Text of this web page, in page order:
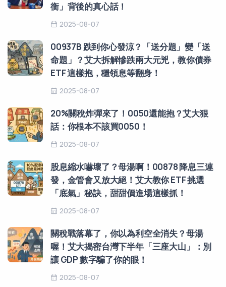
衡」背後的真心話！
2025-08-07
00937B 跌到你心發涼？「送分題」變「送
命題」？艾大拆解慘跌兩大元兇，教你債券
ETF 這樣抱，穩領息等翻身！
2025-08-07
20%關稅炸彈來了！0050還能抱？艾大狠
話：你根本不該買0050！
2025-08-07
股息縮水嚇壞了？母湯啊！00878 降息三連
發，金管會又放大絕！艾大教你 ETF 挑選
「底氣」秘訣，甜甜價進場這樣抓！
2025-08-07
關稅戰落幕了，你以為利空全消失？母湯
喔！艾大揭密台灣下半年「三座大山」：別
讓 GDP 數字騙了你的眼！
2025-08-07